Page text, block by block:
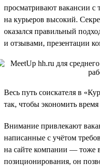
просматривают вакансии с
на курьеров высокий.
оказался правильный
и отзывами, презентации
Весь путь соискателя в
так, чтобы экономить
Внимание привлекают
написанные с учётом
на сайте компании — тоже
позиционирования, он